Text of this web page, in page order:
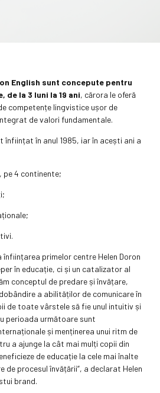
English sunt concepute pentru
la 3 luni la 19 ani, cărora le oferă
competențe lingvistice ușor de
de valori fundamentale.
înființat în anul 1985, iar în acești ani a
pe 4 continente;
înființarea primelor centre Helen Doron
în educație, ci și un catalizator al
conceptul de predare și învățare,
a abilităților de comunicare în
de toate vârstele să fie unul intuitiv și
perioada următoare sunt
și menținerea unui ritm de
a ajunge la cât mai mulți copii din
de educație la cele mai înalte
de procesul învățării“, a declarat Helen
brand.